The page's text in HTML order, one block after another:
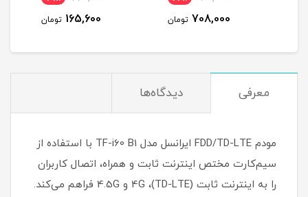
708,000 تومان 165,600 تومان
معرفی دیدگاه‌ها
مودم FDD/TD-LTE ایرانسل مدل TF-i60 B1 با استفاده از
سیم‌کارت مختص اینترنت ثابت و همراه، اتصال کاربران
را به اینترنت ثابت (TD-LTE)، 4G و 4.5G فراهم می‌کند.